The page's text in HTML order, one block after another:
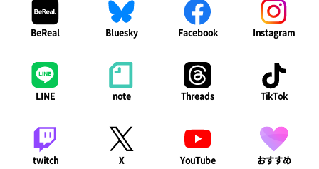
BeReal Bluesky Facebook Instagram
LINE note Threads TikTok
twitch X YouTube おすすめ